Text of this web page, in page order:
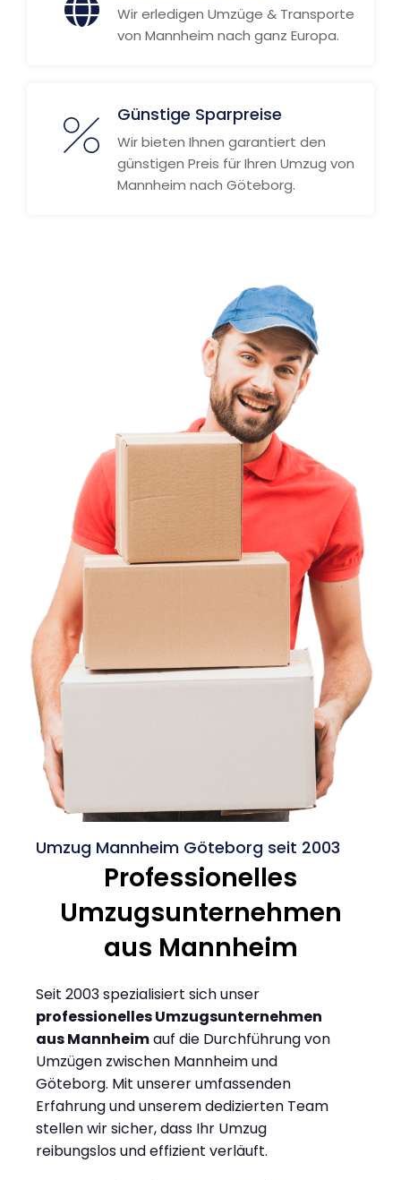
Wir erledigen Umzüge & Transporte
von Mannheim nach ganz Europa.
Günstige Sparpreise
Wir bieten Ihnen garantiert den
günstigen Preis für Ihren Umzug von
Mannheim nach Göteborg.
Umzug Mannheim Göteborg seit 2003
Professionelles
Umzugsunternehmen
aus Mannheim
Seit 2003 spezialisiert sich unser
professionelles Umzugsunternehmen
aus Mannheimauf die Durchführung von
Umzügen zwischen Mannheim und
Göteborg. Mit unserer umfassenden
Erfahrung und unserem dedizierten Team
stellen wir sicher, dass Ihr Umzug
reibungslos und effizient verläuft.